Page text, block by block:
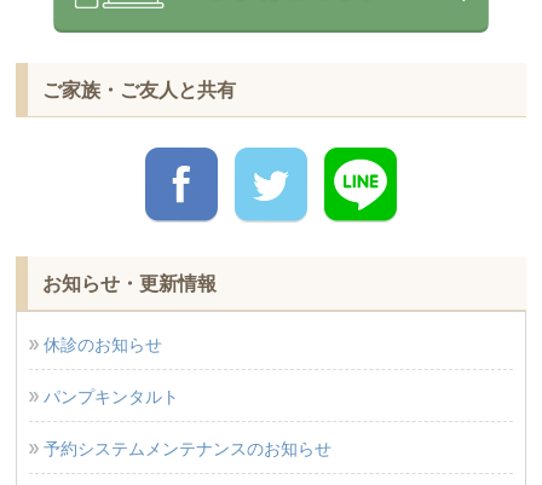
ご家族・ご友人と共有
お知らせ・更新情報
休診のお知らせ
パンプキンタルト
予約システムメンテナンスのお知らせ